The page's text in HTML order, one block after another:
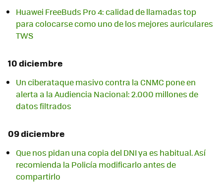
Huawei FreeBuds Pro 4: calidad de llamadas top
para colocarse como uno de los mejores auriculares
TWS
10 diciembre
Un ciberataque masivo contra la CNMC pone en
alerta a la Audiencia Nacional: 2.000 millones de
datos filtrados
09 diciembre
Que nos pidan una copia del DNI ya es habitual. Así
recomienda la Policía modificarlo antes de
compartirlo